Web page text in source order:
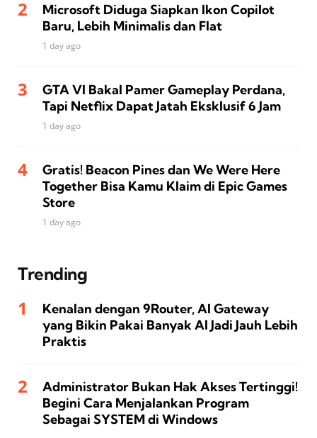
Microsoft Diduga Siapkan Ikon Copilot
Baru, Lebih Minimalis dan Flat
1 day ago
GTA VI Bakal Pamer Gameplay Perdana,
Tapi Netflix Dapat Jatah Eksklusif 6 Jam
1 day ago
Gratis! Beacon Pines dan We Were Here
Together Bisa Kamu Klaim di Epic Games
Store
1 day ago
Trending
Kenalan dengan 9Router, AI Gateway
yang Bikin Pakai Banyak AI Jadi Jauh Lebih
Praktis
Administrator Bukan Hak Akses Tertinggi!
Begini Cara Menjalankan Program
Sebagai SYSTEM di Windows